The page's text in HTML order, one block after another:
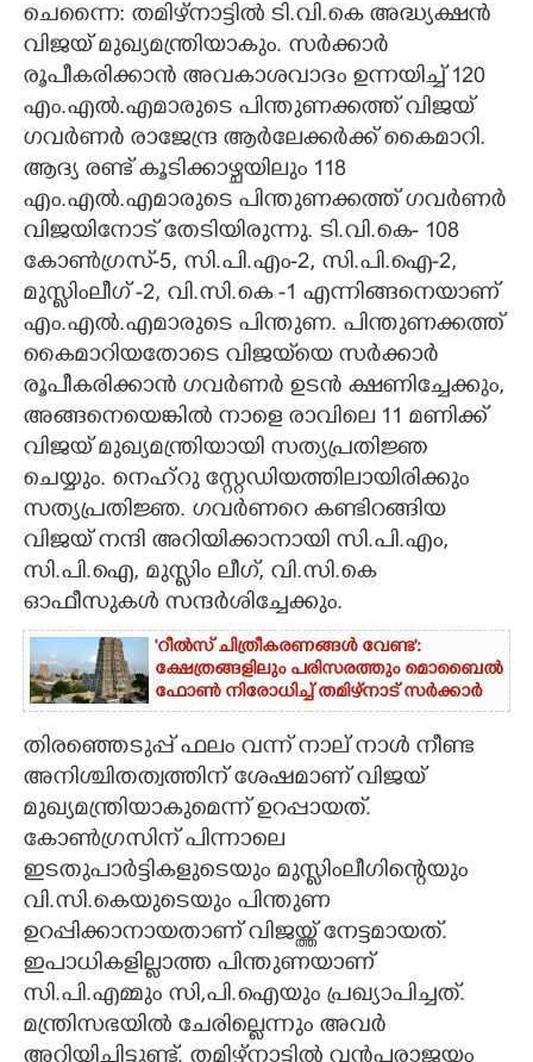
LITERATURE
ZOOM
CONTACT US
ചെന്നൈ: തമിഴ്നാട്ടിൽ ടി.വി.കെ അദ്ധ്യക്ഷൻ
വിജയ് മുഖ്യമന്ത്രിയാകും. സർക്കാർ
രൂപീകരിക്കാൻ അവകാശവാദം ഉന്നയിച്ച് 120
എം.എൽ.എമാരുടെ പിന്തുണക്കത്ത് വിജയ്
ഗവർണർ രാജേന്ദ്ര ആർലേക്കർക്ക് കൈമാറി.
ആദ്യ രണ്ട് കൂടിക്കാഴ്ചയിലും 118
എം.എൽ.എമാരുടെ പിന്തുണക്കത്ത് ഗവർണർ
വിജ‌യിനോട് തേടിയിരുന്നു. ടി.വി.കെ- 108
കോൺഗ്രസ്-5,​ സി.പി.എം-2,​ സി.പി.ഐ-2,​
മുസ്ലിംലീഗ് -2,​ വി.സി.കെ -1 എന്നിങ്ങനെയാണ്
എം.എൽ.എമാരുടെ പിന്തുണ. പിന്തുണക്കത്ത്
കൈമാറിയതോടെ വിജയ്‌യെ സർക്കാർ
രൂപീകരിക്കാൻ ഗവർണർ ഉടൻ ക്ഷണിച്ചേക്കും,​
അങ്ങനെയെങ്കിൽ നാളെ രാവിലെ 11 മണിക്ക്
വിജയ് മുഖ്യമന്ത്രിയായി സത്യപ്രതിജ്ഞ
ചെയ്യും. നെഹ്റു സ്റ്റേഡിയത്തിലായിരിക്കും
സത്യപ്രതിജ്ഞ. ഗവർണറെ കണ്ടിറങ്ങിയ
വിജയ് നന്ദി അറിയിക്കാനായി സി.പി.എം,​
സി.പി.ഐ,​ മുസ്ലിം ലീഗ്,​ വി.സി.കെ
ഓഫീസുകൾ സന്ദർശിച്ചേക്കും.
'റീൽസ് ചിത്രീകരണങ്ങൾ വേണ്ട':
ക്ഷേത്രങ്ങളിലും പരിസരത്തും മൊബൈൽ
ഫോൺ നിരോധിച്ച് തമിഴ്നാട് സർക്കാർ
തിരഞ്ഞെടുപ്പ് ഫലം വന്ന് നാല് നാൾ നീണ്ട
അനിശ്ചിതത്വത്തിന് ശേഷമാണ് വിജയ്
മുഖ്യമന്ത്രിയാകുമെന്ന് ഉറപ്പായത്.
കോൺഗ്രസിന് പിന്നാലെ
ഇടതുപാർട്ടികളുടെയും മുസ്ലിംലീഗിന്റെയും
വി.സി.കെയുടെയും പിന്തുണ
ഉറപ്പിക്കാനായതാണ് വിജയ്ത്ത് നേട്ടമായത്.
ഇപാധികളില്ലാത്ത പിന്തുണയാണ്
സി.പി.എമ്മും സി,​പി.ഐയും പ്രഖ്യാപിച്ചത്.
മന്ത്രിസഭയിൽ ചേരില്ലെന്നും അവർ